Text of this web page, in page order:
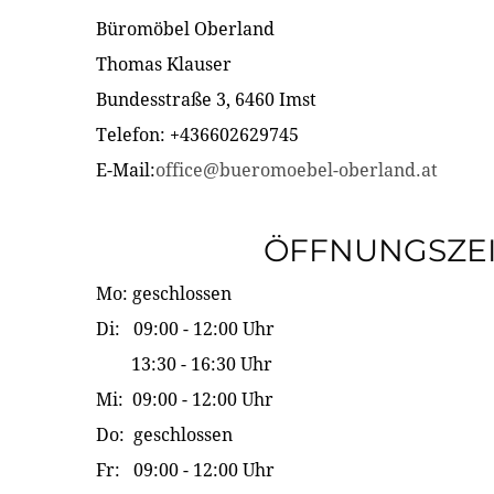
Büromöbel Oberland
Thomas Klauser
Bundesstraße 3, 6460 Imst
Telefon: +436602629745
E-Mail:office@bueromoebel-oberland.at
Mo: geschlossen
Di: 09:00 - 12:00 Uhr
13:30 - 16:30 Uhr
Mi: 09:00 - 12:00 Uhr
Do: geschlossen
Fr: 09:00 - 12:00 Uhr